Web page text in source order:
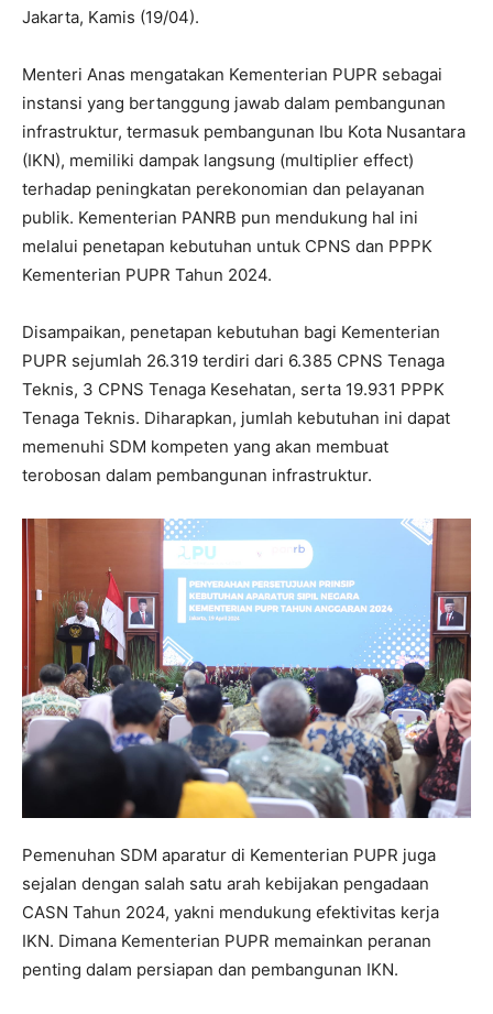
Jakarta, Kamis (19/04).
Menteri Anas mengatakan Kementerian PUPR sebagai
instansi yang bertanggung jawab dalam pembangunan
infrastruktur, termasuk pembangunan Ibu Kota Nusantara
(IKN), memiliki dampak langsung (multiplier effect)
terhadap peningkatan perekonomian dan pelayanan
publik. Kementerian PANRB pun mendukung hal ini
melalui penetapan kebutuhan untuk CPNS dan PPPK
Kementerian PUPR Tahun 2024.
Disampaikan, penetapan kebutuhan bagi Kementerian
PUPR sejumlah 26.319 terdiri dari 6.385 CPNS Tenaga
Teknis, 3 CPNS Tenaga Kesehatan, serta 19.931 PPPK
Tenaga Teknis. Diharapkan, jumlah kebutuhan ini dapat
memenuhi SDM kompeten yang akan membuat
terobosan dalam pembangunan infrastruktur.
Pemenuhan SDM aparatur di Kementerian PUPR juga
sejalan dengan salah satu arah kebijakan pengadaan
CASN Tahun 2024, yakni mendukung efektivitas kerja
IKN. Dimana Kementerian PUPR memainkan peranan
penting dalam persiapan dan pembangunan IKN.